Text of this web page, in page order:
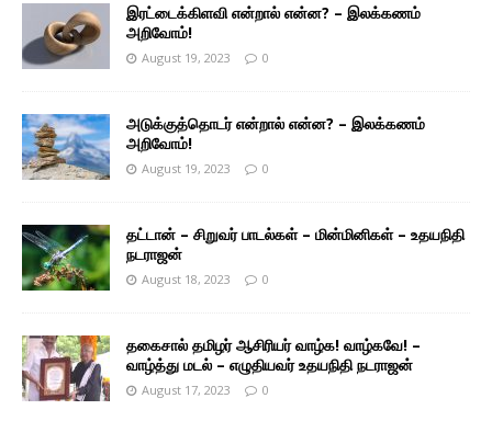
இரட்டைக்கிளவி என்றால் என்ன? – இலக்கணம்
அறிவோம்!
August 19, 2023 0
அடுக்குத்தொடர் என்றால் என்ன? – இலக்கணம்
அறிவோம்!
August 19, 2023 0
தட்டான் – சிறுவர் பாடல்கள் – மின்மினிகள் – உதயநிதி
நடராஜன்
August 18, 2023 0
தகைசால் தமிழர் ஆசிரியர் வாழ்க! வாழ்கவே! –
வாழ்த்து மடல் – எழுதியவர் உதயநிதி நடராஜன்
August 17, 2023 0